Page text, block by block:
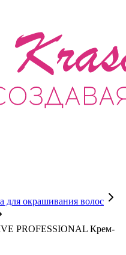
для окрашивания волос
PROFESSIONAL Крем-